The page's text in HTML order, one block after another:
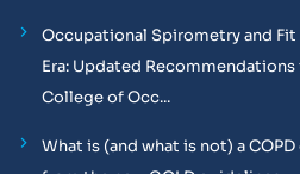
Occupational Spirometry and Fit
Era: Updated
College of Occ...
What is (and what is not) a